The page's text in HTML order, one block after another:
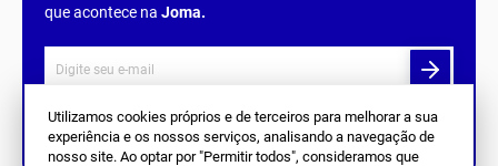
Utilizamos cookies próprios e de terceiros para melhorar a sua
experiência e os nossos serviços, analisando a navegação de
nosso site. Ao optar por "Permitir todos", consideramos que
que acontece na Joma.
Siga Nos